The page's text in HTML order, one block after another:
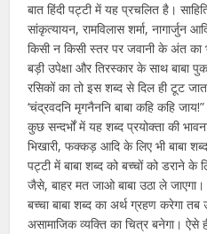
बात हिंदी पट्टी में यह प्रचलित है।
सांकृत्यायन, रामविलास शर्मा, नागार्जुन
किसी न किसी स्तर पर जवानी के अंत
बड़ी उपेक्षा और तिरस्कार के साथ बाबा
रसिकों का तो इस शब्द से दिल ही टूट
‘चंद्रवदनि मृगनैननि बाबा कहि कहि जाय!”
कुछ सन्दर्भों में यह शब्द प्रयोक्ता की
भिखारी, फक्कड़ आदि के लिए भी बाबा
पट्टी में बाबा शब्द को बच्चों को डराने के
जैसे, बाहर मत जाओ बाबा उठा ले
बच्चा बाबा शब्द का अर्थ ग्रहण करेगा
असामाजिक व्यक्ति का चित्र बनेगा।